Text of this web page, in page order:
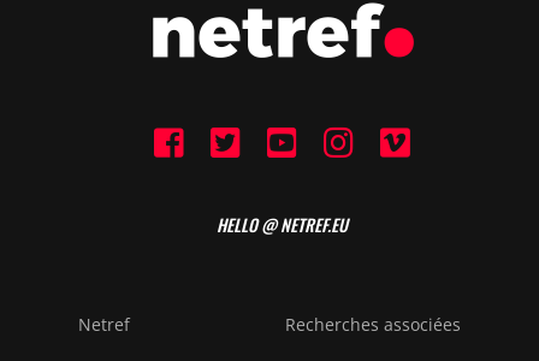
HELLO @ NETREF.EU
Netref Recherches associées